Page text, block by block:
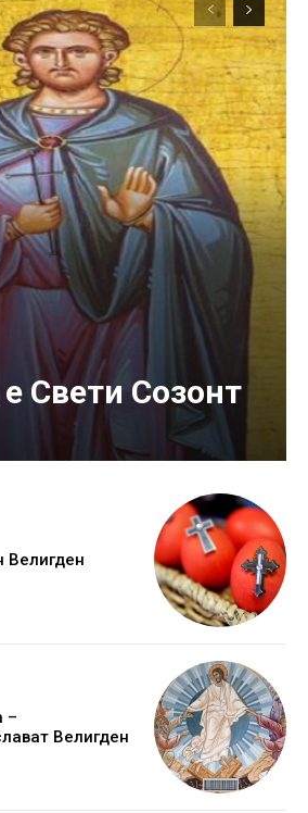
Свети Созонт
Велигден
–
Велигден